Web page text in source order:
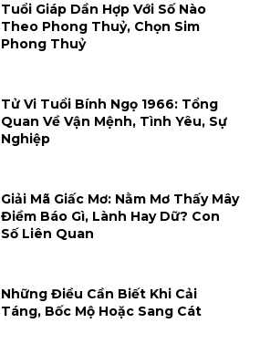
Tuổi Giáp Dần Hợp Với Số Nào
Theo Phong Thuỷ, Chọn Sim
Phong Thuỷ
Tử Vi Tuổi Bính Ngọ 1966: Tổng
Quan Về Vận Mệnh, Tình Yêu, Sự
Nghiệp
Giải Mã Giấc Mơ: Nằm Mơ Thấy Mây
Điềm Báo Gì, Lành Hay Dữ? Con
Số Liên Quan
Những Điều Cần Biết Khi Cải
Táng, Bốc Mộ Hoặc Sang Cát